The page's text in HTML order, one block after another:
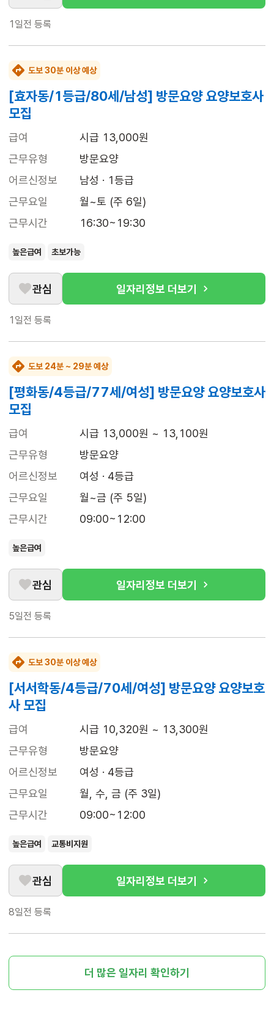
1일전 등록
도보 30분 이상 예상
[효자동/1등급/80세/남성] 방문요양 요양보호사
모집
급여
시급 13,000원
근무유형
방문요양
어르신정보
남성 · 1등급
근무요일
월~토 (주 6일)
근무시간
16:30~19:30
높은급여 초보가능
관심 일자리정보 더보기
1일전 등록
도보 24분 ~ 29분 예상
[평화동/4등급/77세/여성] 방문요양 요양보호사
모집
급여
시급 13,000원 ~ 13,100원
근무유형
방문요양
어르신정보
여성 · 4등급
근무요일
월~금 (주 5일)
근무시간
09:00~12:00
높은급여
관심 일자리정보 더보기
5일전 등록
도보 30분 이상 예상
[서서학동/4등급/70세/여성] 방문요양 요양보호
사 모집
급여
시급 10,320원 ~ 13,300원
근무유형
방문요양
어르신정보
여성 · 4등급
근무요일
월, 수, 금 (주 3일)
근무시간
09:00~12:00
높은급여 교통비지원
관심 일자리정보 더보기
8일전 등록
더 많은 일자리 확인하기